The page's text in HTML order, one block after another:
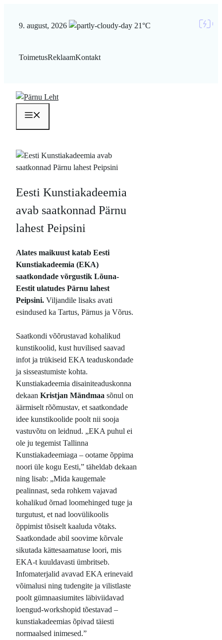
9. august, 2026 21°C
ToimetusReklaamKontakt
Eesti Kunstiakadeemia
avab saatkonnad Pärnu
lahest Peipsini
Alates maikuust katab Eesti
Kunstiakadeemia (EKA)
saatkondade võrgustik Lõuna-
Eestit ulatudes Pärnu lahest
Peipsini. Viljandile lisaks avati
esindused ka Tartus, Pärnus ja Võrus.
Saatkondi võõrustavad kohalikud
kunstikoolid, kust huvilised saavad
infot ja trükiseid EKA teaduskondade
ja sisseastumiste kohta.
Kunstiakadeemia disainiteaduskonna
dekaan Kristjan Mändmaa sõnul on
äärmiselt rõõmustav, et saatkondade
idee kunstikoolide poolt nii sooja
vastuvõtu on leidnud. „EKA puhul ei
ole ju tegemist Tallinna
Kunstiakadeemiaga – ootame õppima
noori üle kogu Eesti,” täheldab dekaan
ning lisab: „Mida kaugemale
pealinnast, seda rohkem vajavad
kohalikud õrnad loomehinged tuge ja
turgutust, et nad loovülikoolis
õppimist tõsiselt kaaluda võtaks.
Saatkondade abil soovime kõrvale
sikutada kättesaamatuse loori, mis
EKA-t kuuldavasti ümbritseb.
Infomaterjalid avavad EKA erinevaid
võimalusi ning tudengite ja vilistlaste
poolt gümnaasiumites läbiviidavad
loengud-workshopid tõestavad –
kunstiakadeemias õpivad täiesti
normaalsed inimesed.”